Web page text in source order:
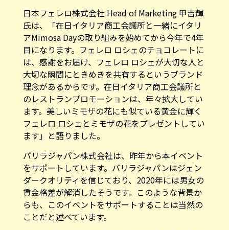
日本フェレロ株式会社 Head of Marketing 甲吉輝
氏は、「在日イタリア商工会議所と一緒にイタリ
アMimosa Dayの取り組みを始めてから今年で4年
目になります。フェレロ ロシェのチョコレートに
は、感謝をお届け、フェレロ ロシェが大切な人と
大切な瞬間にときめきを共有するというブランド
理念があるからです。在日イタリア商工会議所と
のレストランプロモーションは、年々拡大してい
ます。美しいミモザの花にも似ている黄金に輝く
フェレロ ロシェとミモザの花をプレゼントしてい
ます」と語りました。
バリラジャパン株式会社は、昨年から本イベント
をサポートしています。バリラジャパンはジェン
ダークオリティを信じており、2020年には男女の
賃金格差が解消したそうです。このような背景か
らも、このイベントをサポートすることは当然の
ことだと述べています。